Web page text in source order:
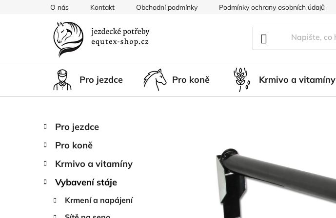
O nás Kontakt Obchodní podmínky Podmínky ochrany osobních údajů
Pro jezdce Pro koně Krmivo a vitamíny
P
s
t
a
Přeskočit
kategorie
K
a
g
Pro jezdce
Pro koně
Krmivo a vitamíny
Vybavení stáje
Krmení a napájení